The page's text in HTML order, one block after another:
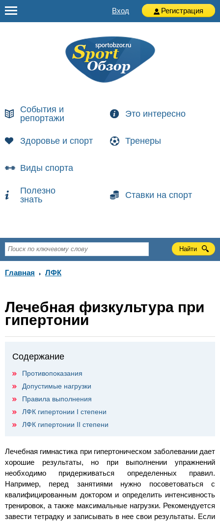
Вход Регистрация
События и
репортажи
Это интересно
Здоровье и спорт Тренеры
Виды спорта
Полезно
знать
Ставки на спорт
Главная ЛФК
Лечебная физкультура при
гипертонии
Содержание
Противопоказания
Допустимые нагрузки
Правила выполнения
ЛФК гипертонии I степени
ЛФК гипертонии II степени
Лечебная гимнастика при гипертоническом заболевании дает
хорошие результаты, но при выполнении упражнений
необходимо придерживаться определенных правил.
Например, перед занятиями нужно посоветоваться с
квалифицированным доктором и определить интенсивность
тренировок, а также максимальные нагрузки. Рекомендуется
завести тетрадку и записывать в нее свои результаты. Если